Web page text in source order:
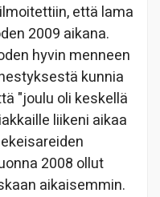
että lama
2009 aikana.
hyvin menneen
kunnia
"joulu oli keskellä
liikeni aikaa
2008 ollut
aikaisemmin.